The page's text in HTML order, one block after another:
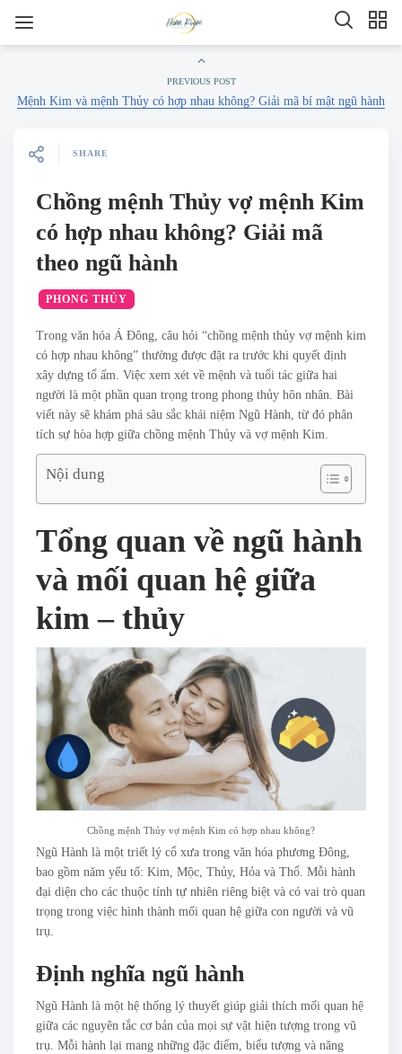
PREVIOUS POST
Mệnh Kim và mệnh Thủy có hợp nhau không? Giải mã bí mật ngũ hành
SHARE
Chồng mệnh Thủy vợ mệnh Kim
có hợp nhau không? Giải mã
theo ngũ hành
PHONG THỦY
Trong văn hóa Á Đông, câu hỏi “chồng mệnh thủy vợ mệnh kim
có hợp nhau không” thường được đặt ra trước khi quyết định
xây dựng tổ ấm. Việc xem xét về mệnh và tuổi tác giữa hai
người là một phần quan trọng trong phong thủy hôn nhân. Bài
viết này sẽ khám phá sâu sắc khái niệm Ngũ Hành, từ đó phân
tích sự hòa hợp giữa chồng mệnh Thủy và vợ mệnh Kim.
Nội dung
Tổng quan về ngũ hành
và mối quan hệ giữa
kim – thủy
Chồng mệnh Thủy vợ mệnh Kim có hợp nhau không?
Ngũ Hành là một triết lý cổ xưa trong văn hóa phương Đông,
bao gồm năm yếu tố: Kim, Mộc, Thủy, Hỏa và Thổ. Mỗi hành
đại diện cho các thuộc tính tự nhiên riêng biệt và có vai trò quan
trọng trong việc hình thành mối quan hệ giữa con người và vũ
trụ.
Định nghĩa ngũ hành
Ngũ Hành là một hệ thống lý thuyết giúp giải thích mối quan hệ
giữa các nguyên tắc cơ bản của mọi sự vật hiện tượng trong vũ
trụ. Mỗi hành lại mang những đặc điểm, biểu tượng và năng